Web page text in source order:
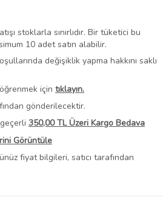
stoklarla sınırlıdır. Bir tüketici bu
10 adet satın alabilir.
değişiklik yapma hakkını saklı
için tıklayın.
gönderilecektir.
350,00 TL Üzeri Kargo Bedava
Görüntüle
fiyat bilgileri, satıcı tarafından